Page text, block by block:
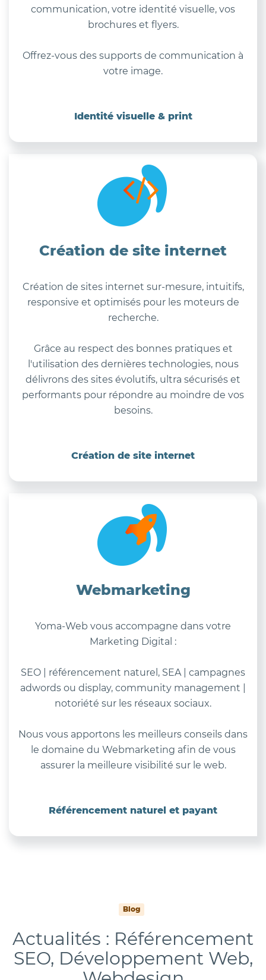
communication, votre identité visuelle, vos
brochures et flyers.
Offrez-vous des supports de communication à
votre image.
Identité visuelle & print
Création de site internet
Création de sites internet sur-mesure, intuitifs,
responsive et optimisés pour les moteurs de
recherche.
Grâce au respect des bonnes pratiques et
l'utilisation des dernières technologies, nous
délivrons des sites évolutifs, ultra sécurisés et
performants pour répondre au moindre de vos
besoins.
Création de site internet
Webmarketing
Yoma-Web vous accompagne dans votre
Marketing Digital :
SEO | référencement naturel, SEA | campagnes
adwords ou display, community management |
notoriété sur les réseaux sociaux.
Nous vous apportons les meilleurs conseils dans
le domaine du Webmarketing afin de vous
assurer la meilleure visibilité sur le web.
Référencement naturel et payant
Blog
Actualités : Référencement
SEO, Développement Web,